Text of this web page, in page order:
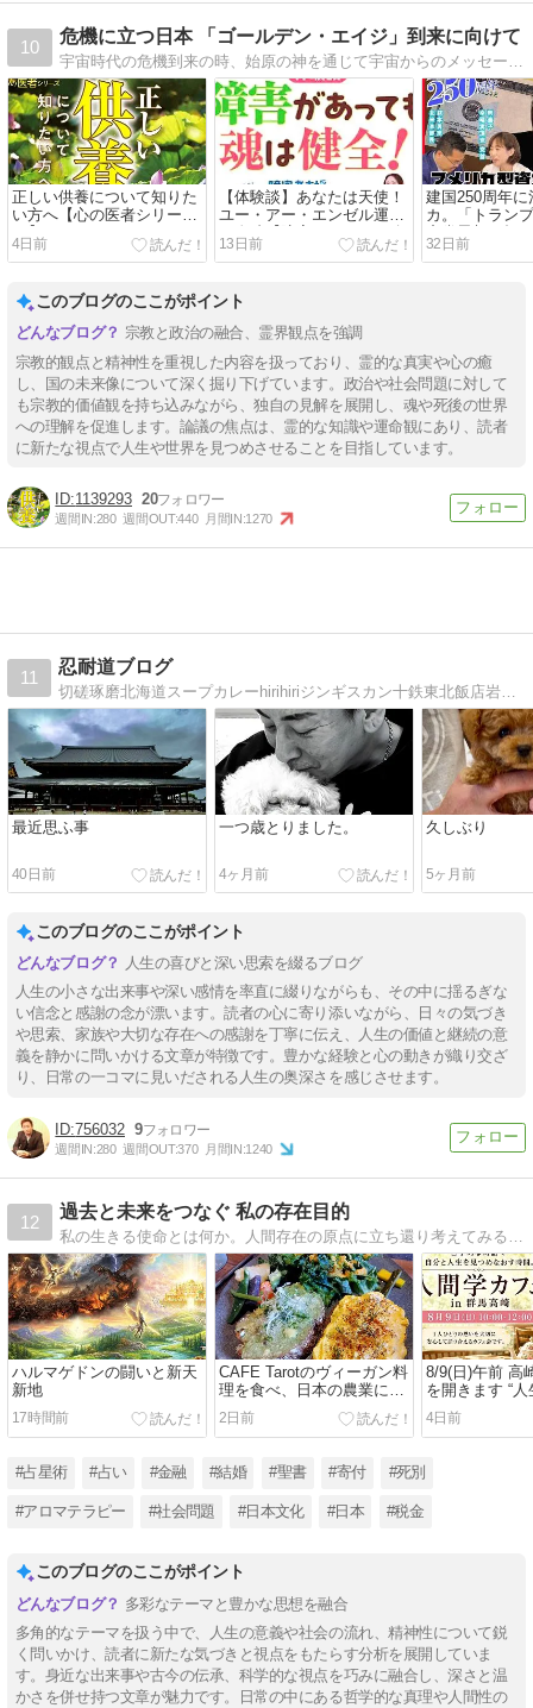
10
危機に立つ日本 「ゴールデン・エイジ」到来に向けて
宇宙時代の危機到来の時、始原の神を通じて宇宙からのメッセージが降り注いでいます。R・A・ゴール（こぐま座アンダルシアβ星の宇宙人。宇宙防衛軍の司令官の一人であり、メシア(救世主)資格を持つ）、メタトロン、ヤイドロン、そして天御祖神の降臨も
正しい供養について知りた
い方へ【心の医者シリーズ
26】
4日前
【体験談】あなたは天使！
ユー・アー・エンゼル運動
の奇跡【障害があっても魂
は健全！】
13日前
建国250周年に
カ。「トラン
産党思想を打
メリカ型資本
32日前
このブログのここがポイント
宗教と政治の融合、霊界観点を強調
宗教的観点と精神性を重視した内容を扱っており、霊的な真実や心の癒
し、国の未来像について深く掘り下げています。政治や社会問題に対して
も宗教的価値観を持ち込みながら、独自の見解を展開し、魂や死後の世界
への理解を促進します。論議の焦点は、霊的な知識や運命観にあり、読者
に新たな視点で人生や世界を見つめさせることを目指しています。
1139293 20
週間IN:280 週間OUT:440 月間IN:1270
11
忍耐道ブログ
切磋琢磨北海道スープカレーhirihiriジンギスカン十鉄東北飯店岩本恭省プロデュース
最近思ふ事
40日前
一つ歳とりました。
4ヶ月前
久しぶり
5ヶ月前
このブログのここがポイント
人生の喜びと深い思索を綴るブログ
人生の小さな出来事や深い感情を率直に綴りながらも、その中に揺るぎな
い信念と感謝の念が漂います。読者の心に寄り添いながら、日々の気づき
や思索、家族や大切な存在への感謝を丁寧に伝え、人生の価値と継続の意
義を静かに問いかける文章が特徴です。豊かな経験と心の動きが織り交ざ
り、日常の一コマに見いだされる人生の奥深さを感じさせます。
756032 9
週間IN:280 週間OUT:370 月間IN:1240
12
過去と未来をつなぐ 私の存在目的
私の生きる使命とは何か。人間存在の原点に立ち還り考えてみるブログです。
ハルマゲドンの闘いと新天
新地
17時間前
CAFE Tarotのヴィーガン料
理を食べ、日本の農業につ
いて話した日
2日前
8/9(日)午前 高
を開きます “
は何？”
4日前
#占星術 #占い #金融 #結婚 #聖書 #寄付 #死別
#アロマテラピー #社会問題 #日本文化 #日本 #税金
このブログのここがポイント
多彩なテーマと豊かな思想を融合
多角的なテーマを扱う中で、人生の意義や社会の流れ、精神性について鋭
く問いかけ、読者に新たな気づきと視点をもたらす分析を展開していま
す。身近な出来事や古今の伝承、科学的な視点を巧みに融合し、深さと温
かさを併せ持つ文章が魅力です。日常の中にある哲学的な真理や人間性の